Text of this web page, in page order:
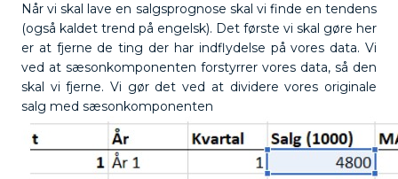
Når vi skal lave en salgsprognose skal vi finde en tendens
(også kaldet trend på engelsk). Det første vi skal gøre her
er at fjerne de ting der har indflydelse på vores data. Vi
ved at sæsonkomponenten forstyrrer vores data, så den
skal vi fjerne. Vi gør det ved at dividere vores originale
salg med sæsonkomponenten